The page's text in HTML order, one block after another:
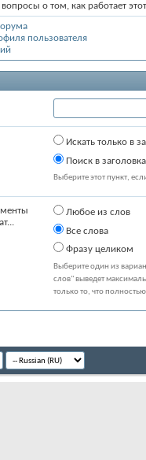
вопросы о том, как работает
пользователя
Искать только в
Поиск в
Выберите этот пункт,
Любое из слов
Все слова
Фразу целиком
Выберите один из
слов" выведет
только то, что